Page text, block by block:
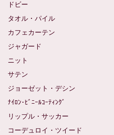
ドビー
タオル・パイル
カフェカーテン
ジャガード
ニット
サテン
ジョーゼット・デシン
ﾅｲﾛﾝ･ﾋﾞﾆｰﾙｺｰﾃｨﾝｸﾞ
リップル・サッカー
コーデュロイ・ツイード